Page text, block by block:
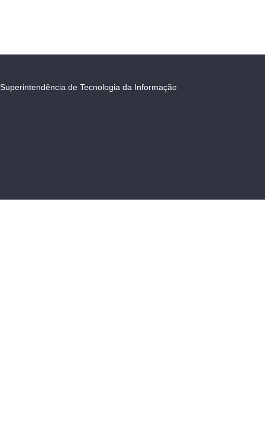
Superintendência de Tecnologia da Informação